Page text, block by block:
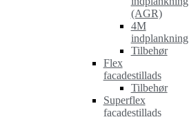
(AGR)
4M
indplankning
Tilbehør
Flex
facadestillads
Tilbehør
Superflex
facadestillads